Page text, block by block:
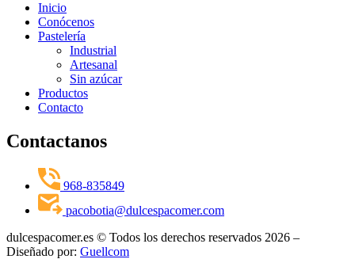
Inicio
Conócenos
Pastelería
Industrial
Artesanal
Sin azúcar
Productos
Contacto
Contactanos
968-835849
pacobotia@dulcespacomer.com
dulcespacomer.es © Todos los derechos reservados 2026 –
Diseñado por: Guellcom